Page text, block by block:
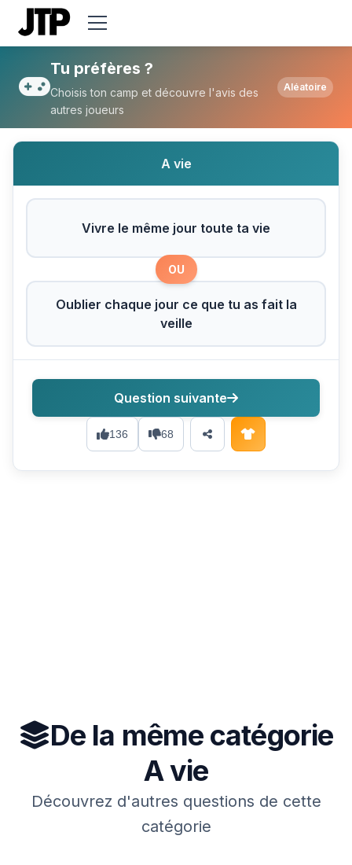
Tu préfères Vivre le même jour toute ta
Tu préfères ?
Choisis ton camp et découvre l'avis des
autres joueurs
Aléatoire
A vie
Vivre le même jour toute ta vie
OU
Oublier chaque jour ce que tu as fait la
veille
136 68
Question suivante
De la même catégorie
A vie
Découvrez d'autres questions de cette
catégorie